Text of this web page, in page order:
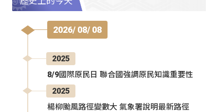
2026/ 08/ 08
2025
8/9國際原民日 聯合國強調原民知識重要性
2025
楊柳颱風路徑變數大 氣象署說明最新路徑